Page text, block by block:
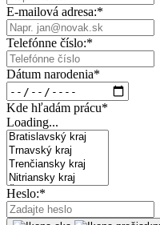
E-mailová adresa:*
Telefónne číslo:*
Dátum narodenia*
Kde hľadám prácu*
Loading...
Heslo:*